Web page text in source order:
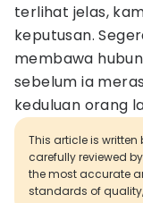
terlihat jelas,
keputusan.
membawa
sebelum ia
keduluan orang
This article is
carefully reviewed
the most accurate
standards of